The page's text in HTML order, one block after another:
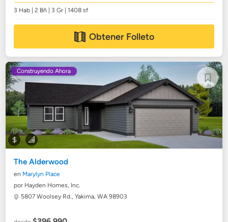
3 Hab | 2 Bñ | 3 Gr | 1408 sf
Obtener Folleto
Construyendo Ahora
The Alderwood
en Marylyn Place
por Hayden Homes, Inc.
5807 Woolsey Rd.,Yakima, WA 98903